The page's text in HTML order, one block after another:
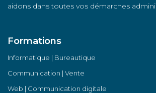
aidons dans toutes vos démarches
Formations
Informatique | Bureautique
Communication | Vente
Web | Communication digitale